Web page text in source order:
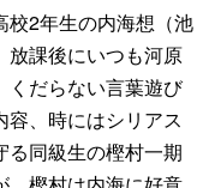
校2年生の内海想（池
放課後にいつも河原
くだらない言葉遊び
、時にはシリアス
る同級生の樫村一期